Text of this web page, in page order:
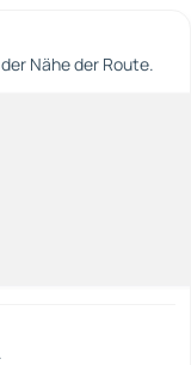
Nähe der Route.